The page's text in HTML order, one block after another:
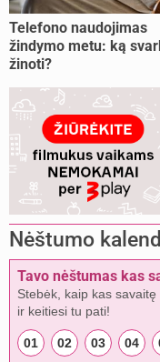
Telefono naudojimas
žindymo metu: ką
žinoti?
Nėštumo
Tavo nėštumas kas
Stebėk, kaip kas
ir keitiesi tu pati!
01 02 03 04